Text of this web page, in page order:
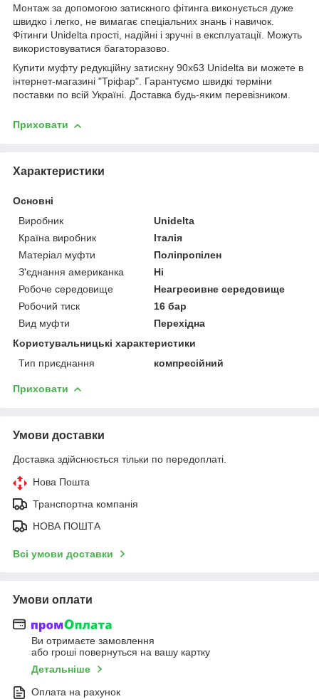
Монтаж за допомогою затискного фітинга виконується дуже
швидко і легко, не вимагає спеціальних знань і навичок.
Фітинги Unidelta прості, надійні і зручні в експлуатації. Можуть
використовуватися багаторазово.
Купити муфту редукційну затискну 90х63 Unidelta ви можете в
інтернет-магазині "Тріфар". Гарантуємо швидкі терміни
поставки по всій Україні. Доставка будь-яким перевізником.
Приховати
Характеристики
Основні
Виробник
Unidelta
Країна виробник
Італія
Матеріал муфти
Поліпропілен
З'єднання американка
Ні
Робоче середовище
Неагресивне середовище
Робочий тиск
16 бар
Вид муфти
Перехідна
Користувальницькі характеристики
Тип приєднання
компресійний
Приховати
Умови доставки
Доставка здійснюється тільки по передоплаті.
Нова Пошта
Транспортна компанія
НОВА ПОШТА
Всі умови доставки
Умови оплати
Ви отримаєте замовлення
або гроші повернуться на вашу картку
Детальніше
Оплата на рахунок